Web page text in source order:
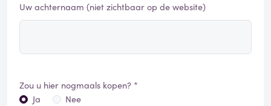
Uw achternaam (niet zichtbaar op de website)
Zou u hier nogmaals kopen? *
Ja
Nee